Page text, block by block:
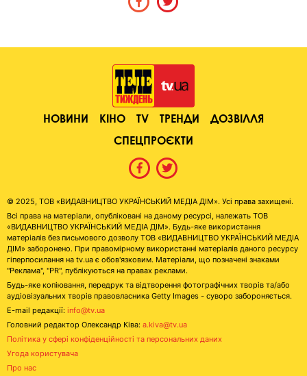
НОВИНИ КІНО TV ТРЕНДИ
ДОЗВІЛЛЯ
СПЕЦПРОЄКТИ
© 2025, ТОВ «ВИДАВНИЦТВО УКРАЇНСЬКИЙ МЕДІА ДІМ». Усі права захищені.
Всі права на матеріали, опубліковані на даному ресурсі, належать ТОВ
«ВИДАВНИЦТВО УКРАЇНСЬКИЙ МЕДІА ДІМ». Будь-яке використання
матеріалів без письмового дозволу ТОВ «ВИДАВНИЦТВО УКРАЇНСЬКИЙ МЕДІА
ДІМ» заборонено. При правомірному використанні матеріалів даного ресурсу
гіперпосилання на tv.ua є обов'язковим. Матеріали, що позначені знаками
"Реклама", "PR", публікуються на правах реклами.
Будь-яке копіювання, передрук та відтворення фотографічних творів та/або
аудіовізуальних творів правовласника Getty Images - суворо забороняється.
E-mail редакції: info@tv.ua
Головний редактор Олександр Ківа: a.kiva@tv.ua
Політика у сфері конфіденційності та персональних даних
Угода користувача
Про нас